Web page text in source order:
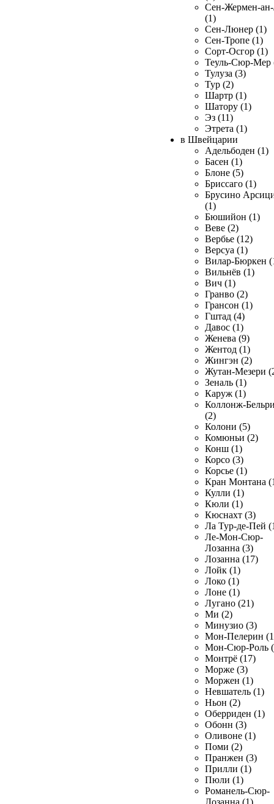
Сен-Жермен-
(1)
Сен-Люнер (1)
Сен-Тропе (1)
Сорт-Осгор (1)
Теуль-Сюр-Мер
Тулуза (3)
Тур (2)
Шартр (1)
Шатору (1)
Эз (11)
Этрета (1)
в Швейцарии
Адельбоден (1)
Басен (1)
Блоне (5)
Бриссаго (1)
Брусино
(1)
Бюшийон (1)
Веве (2)
Вербье (12)
Версуа (1)
Вилар-Бюркен
Вильнёв (1)
Вич (1)
Гранво (2)
Грансон (1)
Гштад (4)
Давос (1)
Женева (9)
Жентод (1)
Жингэн (2)
Жутан-Мезери
Зеналь (1)
Каруж (1)
Коллонж-
(2)
Колони (5)
Комюньи (2)
Конш (1)
Корсо (3)
Корсье (1)
Кран Монтана
Кулли (1)
Кюли (1)
Кюснахт (3)
Ла Тур-де-Пей
Ле-Мон-Сюр-
Лозанна (3)
Лозанна (17)
Лойк (1)
Локо (1)
Лоне (1)
Лугано (21)
Ми (2)
Минузио (3)
Мон-Пелерин
Мон-Сюр-Роль
Монтрё (17)
Морже (3)
Моржен (1)
Невшатель (1)
Ньон (2)
Оберриден (1)
Обонн (3)
Оливоне (1)
Поми (2)
Пранжен (3)
Прилли (1)
Пюли (1)
Романель-Сюр-
Лозанна (1)